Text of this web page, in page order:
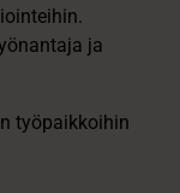
ja
työpaikkoihin